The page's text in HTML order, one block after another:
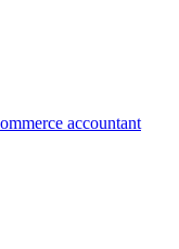
accountant